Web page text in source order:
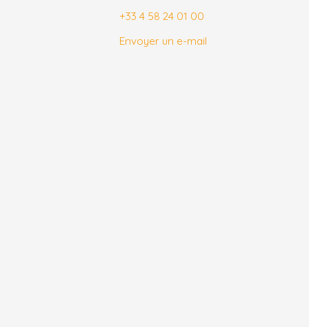
+33 4 58 24 01 00
Envoyer un e-mail